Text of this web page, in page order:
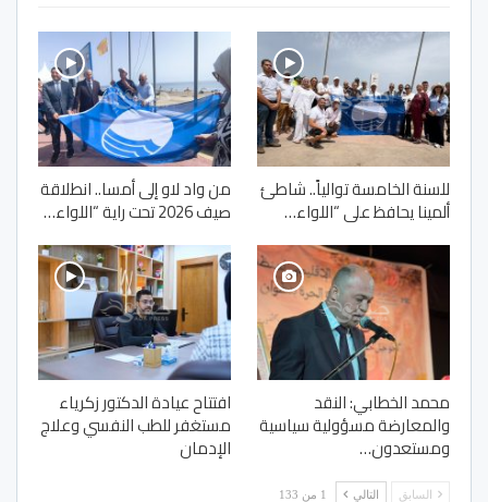
للسنة الخامسة توالياً.. شاطئ
ألمينا يحافظ على “اللواء…
من واد لاو إلى أمسا.. انطلاقة
صيف 2026 تحت راية “اللواء…
محمد الخطابي: النقد
والمعارضة مسؤولية سياسية
ومستعدون…
افتتاح عيادة الدكتور زكرياء
مستغفر للطب النفسي وعلاج
الإدمان
السابق التالي 1 من 133